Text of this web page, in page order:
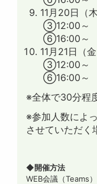
11月20日
③12:00～
⑥16:00～
11月21日
③12:00～
⑥16:00～
※全体で30分程
※参加人数によ
させていただく
◆開催方法
WEB会議（Teams）